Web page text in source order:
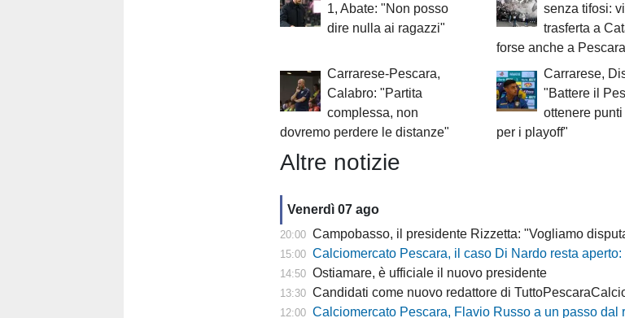
1, Abate: "Non posso
dire nulla ai ragazzi"
senza tifosi:
trasferta a
forse anche a Pescara
Carrarese-Pescara,
Calabro: "Partita
complessa, non
dovremo perdere le distanze"
Carrarese,
"Battere il
ottenere
per i playoff"
Altre notizie
Venerdì 07 ago
20:00 Campobasso, il presidente Rizzetta: "Vogliamo disputare un
15:00 Calciomercato Pescara, il caso Di Nardo resta aperto: il bomber può anche restare
14:50 Ostiamare, è ufficiale il nuovo presidente
13:30 Candidati come nuovo redattore di
12:00 Calciomercato Pescara, Flavio Russo a un passo dal ritorno: Foggia accelera, il Sassuolo